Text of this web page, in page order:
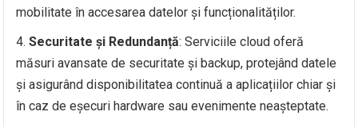
mobilitate în accesarea datelor și funcționalităților.
Securitate și Redundanță: Serviciile cloud oferă
măsuri avansate de securitate și backup, protejând datele
și asigurând disponibilitatea continuă a aplicațiilor chiar și
în caz de eșecuri hardware sau evenimente neașteptate.